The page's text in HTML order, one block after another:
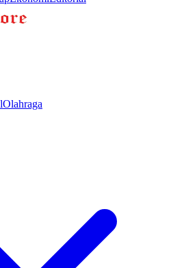
Olahraga